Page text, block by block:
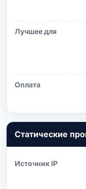
Лучшее для
Оплата
Статические
Источник IP